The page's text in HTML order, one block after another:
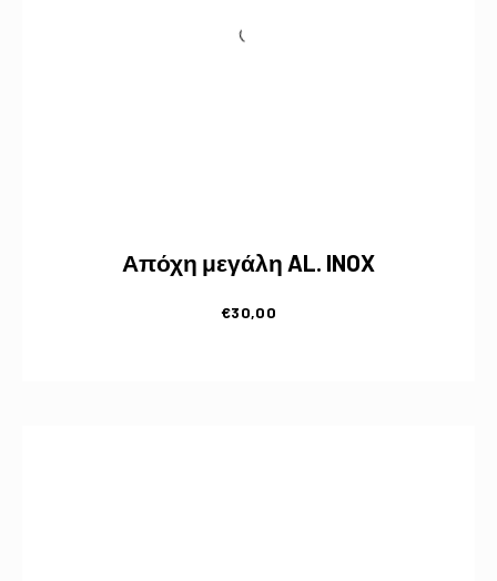
Απόχη μεγάλη AL. INOX
€30,00